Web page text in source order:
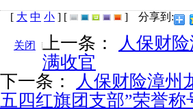
[ 大 中 小 ] [ ] 分享到:
关闭 上一条：
人保财
满收官
下一条：
人保财险漳州
五四红旗团支部”荣誉称